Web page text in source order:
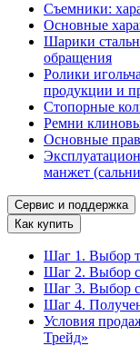
Съемники:
Основные
Шарики
обращения
Ролики
продукции и
Стопорные
Ремни
Основные
манжет
Сервис и поддержка
Как купить
Шаг 1. Выбор
Шаг 2. Выбор
Шаг 3. Выбор
Шаг 4.
Условия
Трейд»